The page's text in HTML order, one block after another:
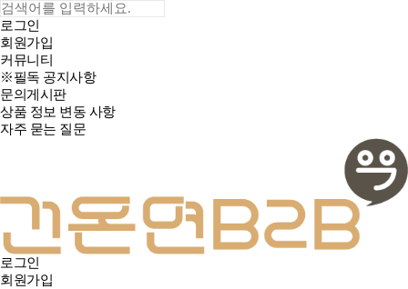
로그인
회원가입
커뮤니티
※필독 공지사항
문의게시판
상품 정보 변동 사항
자주 묻는 질문
로그인
회원가입